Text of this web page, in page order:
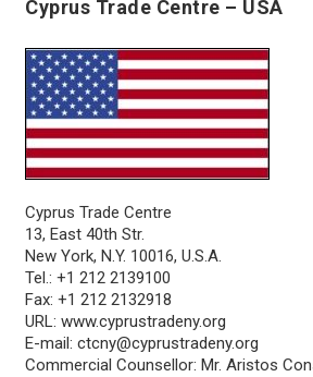
Cyprus Trade Centre – USA
Cyprus Trade Centre
13, East 40th Str.
New York, N.Y. 10016, U.S.A.
Tel.: +1 212 2139100
Fax: +1 212 2132918
URL:www.cyprustradeny.org
E-mail:ctcny@cyprustradeny.org
Commercial Counsellor: Mr. Aristos